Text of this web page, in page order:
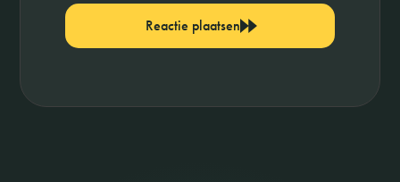
Reactie plaatsen